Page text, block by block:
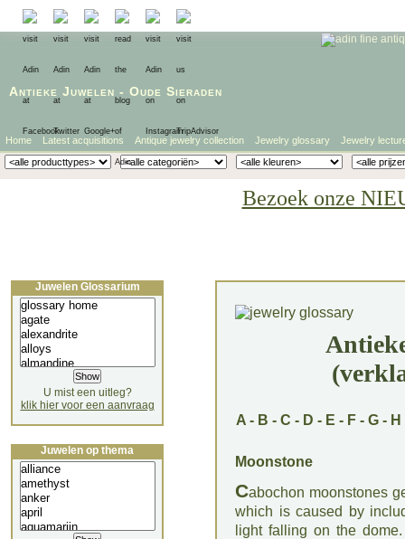
Antieke Juwelen - Oude Sieraden
Home Latest acquisitions Antique jewelry collection Jewelry glossary Jewelry
Bezoek onze
A - B - C - D - E - F - G - H
Moonstone
Cabochon moonstones
which is caused by
light falling on the
Juwelen Glossarium
U mist een uitleg?
klik hier voor een aanvraag
Juwelen op thema